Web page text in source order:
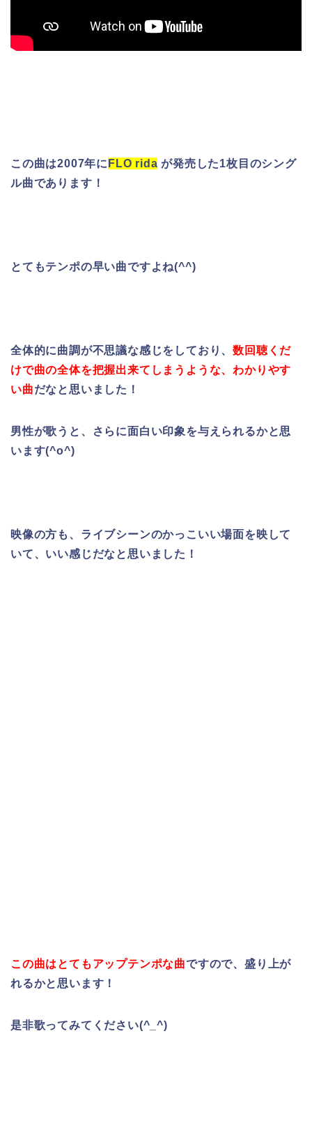
この曲は2007年に FLO rida が発売した1枚目のシング
ル曲であります！
とてもテンポの早い曲ですよね(^^)
全体的に曲調が不思議な感じをしており、数回聴くだ
けで曲の全体を把握出来て しまうような、わかりやす
い曲だなと思いました！
男性が歌うと、さらに面白い印象を与えられるかと思
います(^o^)
映像の方も、ライブシーンのかっこいい場面を映して
いて、いい感じだなと思いました！
この曲はとてもアップテンポな曲ですので、盛り上が
れるかと思います！
是非歌ってみてください(^_^)